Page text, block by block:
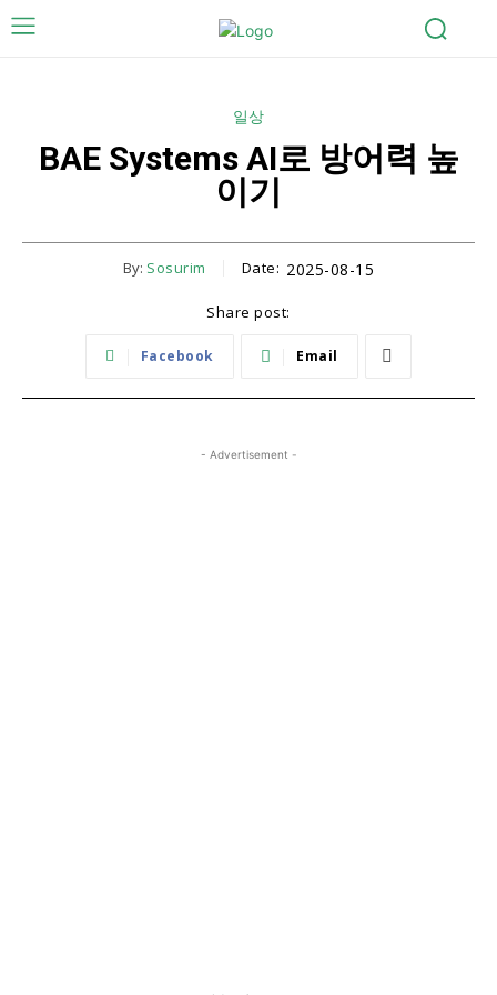
일상
BAE Systems AI로 방어력 높
이기
By: Sosurim Date: 2025-08-15
Share post:
Facebook Email
- Advertisement -